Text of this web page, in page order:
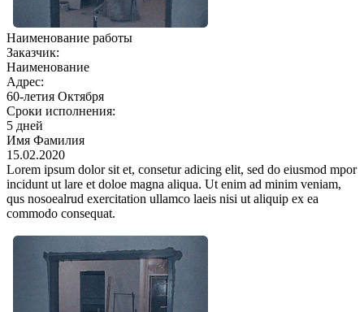
Наименование работы
Заказчик:
Наименование
Адрес:
60-летия Октября
Сроки исполнения:
5 дней
Имя Фамилия
15.02.2020
Lorem ipsum dolor sit et, consetur adicing elit, sed do eiusmod mpor
incidunt ut lare et doloe magna aliqua. Ut enim ad minim veniam,
qus nosoealrud exercitation ullamco laеis nisi ut aliquip ex ea
commodo consequat.